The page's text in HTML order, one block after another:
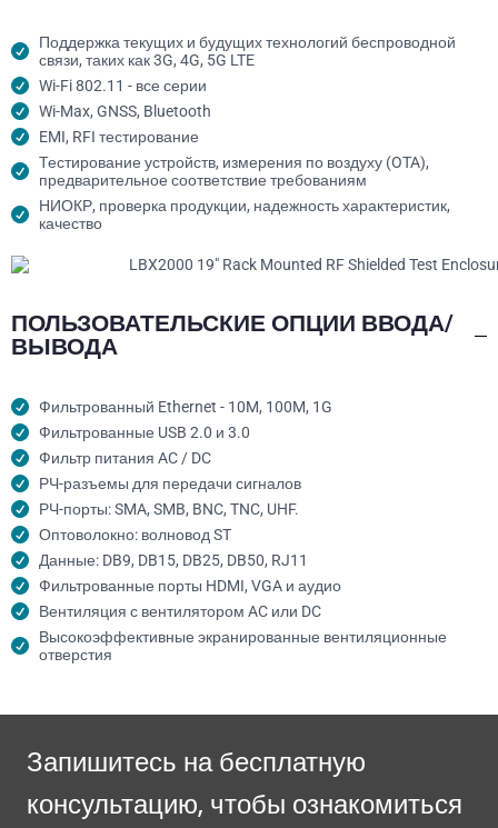
Поддержка текущих и будущих технологий беспроводной
связи, таких как 3G, 4G, 5G LTE
Wi-Fi 802.11 - все серии
Wi-Max, GNSS, Bluetooth
EMI, RFI тестирование
Тестирование устройств, измерения по воздуху (OTA),
предварительное соответствие требованиям
НИОКР, проверка продукции, надежность характеристик,
качество
ПОЛЬЗОВАТЕЛЬСКИЕ ОПЦИИ ВВОДА/
ВЫВОДА
Фильтрованный Ethernet - 10M, 100M, 1G
Фильтрованные USB 2.0 и 3.0
Фильтр питания AC / DC
РЧ-разъемы для передачи сигналов
РЧ-порты: SMA, SMB, BNC, TNC, UHF.
Оптоволокно: волновод ST
Данные: DB9, DB15, DB25, DB50, RJ11
Фильтрованные порты HDMI, VGA и аудио
Вентиляция с вентилятором AC или DC
Высокоэффективные экранированные вентиляционные
отверстия
Запишитесь на бесплатную
консультацию, чтобы ознакомиться